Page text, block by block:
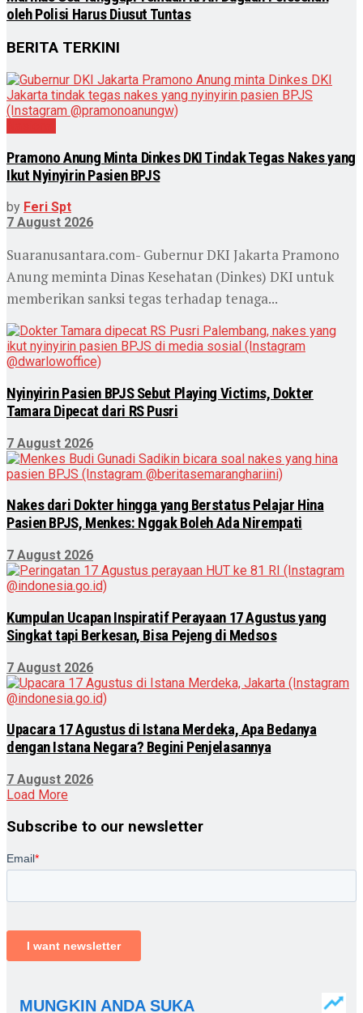
oleh Polisi Harus Diusut Tuntas
BERITA TERKINI
Pramono Anung Minta Dinkes DKI Tindak Tegas Nakes yang
Ikut Nyinyirin Pasien BPJS
by Feri Spt
7 August 2026
Suaranusantara.com- Gubernur DKI Jakarta Pramono
Anung meminta Dinas Kesehatan (Dinkes) DKI untuk
memberikan sanksi tegas terhadap tenaga...
Nyinyirin Pasien BPJS Sebut Playing Victims, Dokter
Tamara Dipecat dari RS Pusri
7 August 2026
Nakes dari Dokter hingga yang Berstatus Pelajar Hina
Pasien BPJS, Menkes: Nggak Boleh Ada Nirempati
7 August 2026
Kumpulan Ucapan Inspiratif Perayaan 17 Agustus yang
Singkat tapi Berkesan, Bisa Pejeng di Medsos
7 August 2026
Upacara 17 Agustus di Istana Merdeka, Apa Bedanya
dengan Istana Negara? Begini Penjelasannya
7 August 2026
Load More
Subscribe to our newsletter